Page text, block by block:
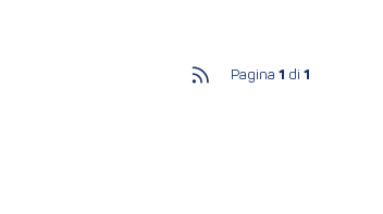
Pagina 1 di 1